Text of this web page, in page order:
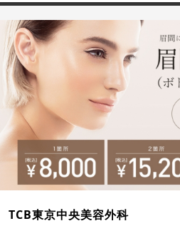
TCB東京中央美容外科